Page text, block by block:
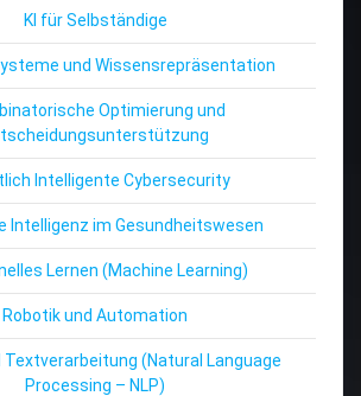
KI für Selbständige
und Wissensrepräsentation
Optimierung und
Intelligente Cybersecurity
Intelligenz im Gesundheitswesen
Lernen (Machine Learning)
Robotik und Automation
Textverarbeitung (Natural Language
Processing – NLP)